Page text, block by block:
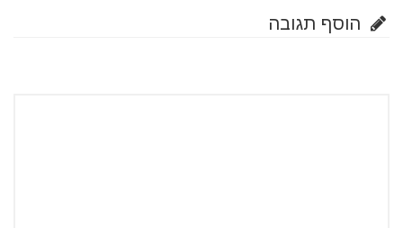
הוסף תגובה